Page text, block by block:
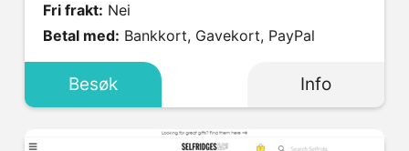
Fri frakt: Nei
Betal med: Bankkort, Gavekort, PayPal
Besøk Info